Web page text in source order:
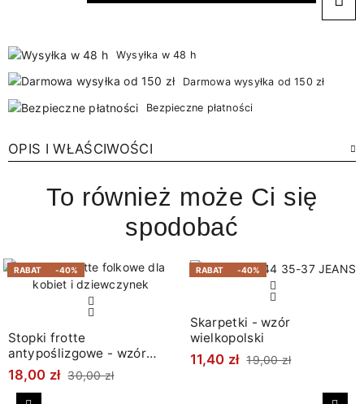
Wysyłka w 48 h
Darmowa wysyłka od 150 zł
Bezpieczne płatności
OPIS I WŁAŚCIWOŚCI
To również może Ci się
spodobać
RABAT -40%
Stopki frotte
antypoślizgowe - wzór
łowicki
18,00 zł 30,00 zł
RABAT -40%
Skarpetki - wzór
wielkopolski
11,40 zł 19,00 zł